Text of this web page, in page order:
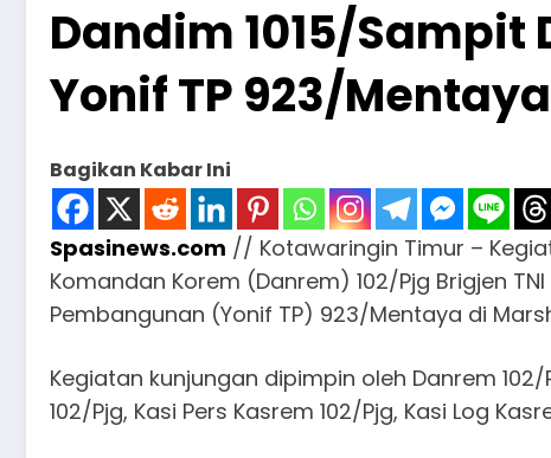
Dandim 1015/Sampit
Yonif TP 923/Mentaya
Bagikan Kabar Ini
Spasinews.com // Kotawaringin Timur –
Komandan Korem (Danrem) 102/Pjg Brigjen
Pembangunan (Yonif TP) 923/Mentaya di
Kegiatan kunjungan dipimpin oleh Danrem 102/
102/Pjg, Kasi Pers Kasrem 102/Pjg, Kasi Log